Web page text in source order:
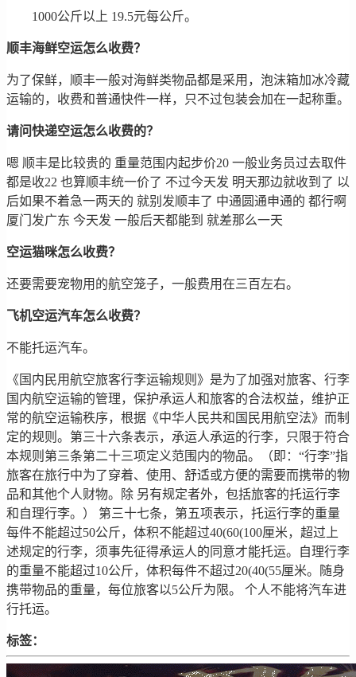
1000公斤以上 19.5元每公斤。
顺丰海鲜空运怎么收费？
为了保鲜，顺丰一般对海鲜类物品都是采用，泡沫箱加冰冷藏
运输的，收费和普通快件一样，只不过包装会加在一起称重。
请问快递空运怎么收费的？
嗯 顺丰是比较贵的 重量范围内起步价20 一般业务员过去取件
都是收22 也算顺丰统一价了 不过今天发 明天那边就收到了 以
后如果不着急一两天的 就别发顺丰了 中通圆通申通的 都行啊
厦门发广东 今天发 一般后天都能到 就差那么一天
空运猫咪怎么收费？
还要需要宠物用的航空笼子，一般费用在三百左右。
飞机空运汽车怎么收费？
不能托运汽车。
《国内民用航空旅客行李运输规则》是为了加强对旅客、行李
国内航空运输的管理，保护承运人和旅客的合法权益，维护正
常的航空运输秩序，根据《中华人民共和国民用航空法》而制
定的规则。第三十六条表示，承运人承运的行李，只限于符合
本规则第三条第二十三项定义范围内的物品。（即：“行李”指
旅客在旅行中为了穿着、使用、舒适或方便的需要而携带的物
品和其他个人财物。除 另有规定者外，包括旅客的托运行李
和自理行李。） 第三十七条，第五项表示，托运行李的重量
每件不能超过50公斤，体积不能超过40(60(100厘米，超过上
述规定的行李，须事先征得承运人的同意才能托运。自理行李
的重量不能超过10公斤，体积每件不超过20(40(55厘米。随身
携带物品的重量，每位旅客以5公斤为限。 个人不能将汽车进
行托运。
标签：